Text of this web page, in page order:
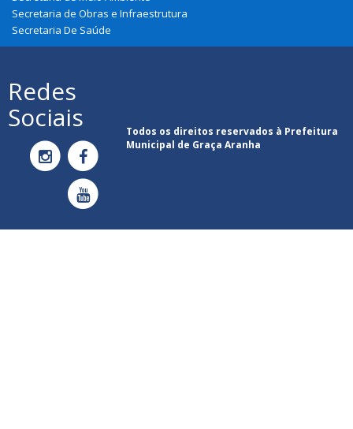
Secretaria de Obras e Infraestrutura
Secretaria De Saúde
Redes
Sociais
Todos os direitos reservados à Prefeitura
Municipal de Graça Aranha